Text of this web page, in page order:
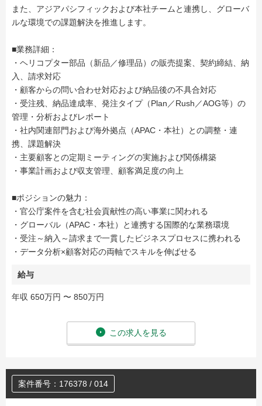
また、アジアパシフィックおよび本社チームと連携し、グローバ
ルな環境での課題解決を推進します。
■業務詳細：
・ヘリコプター部品（新品／修理品）の販売提案、契約締結、納
入、請求対応
・顧客からの問い合わせ対応および納品後の不具合対応
・受注残、納品達成率、発注タイプ（Plan／Rush／AOG等）の
管理・分析およびレポート
・社内関連部門および海外拠点（APAC・本社）との調整・連
携、課題解決
・主要顧客との定期ミーティングの実施および関係構築
・事業計画および収支管理、顧客満足度の向上
■ポジションの魅力：
・官公庁案件を含む社会貢献性の高い事業に関われる
・グローバル（APAC・本社）と連携する国際的な業務環境
・受注～納入～請求まで一貫したビジネスプロセスに携われる
・データ分析×顧客対応の両軸でスキルを伸ばせる
給与
年収 650万円 〜 850万円
この求人を見る
案件番号：176378 / 014